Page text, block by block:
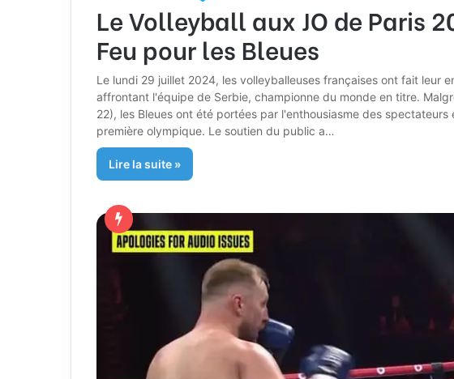
Le Volleyball aux JO de Paris
Feu pour les Bleues
Le lundi 29 juillet 2024, les volleyballeuses françaises ont fait leur
affrontant l'équipe de Serbie, championne du monde en titre.
22), les Bleues ont été portées par l'enthousiasme des
première olympique. Le soutien du public a…
Lire la suite »